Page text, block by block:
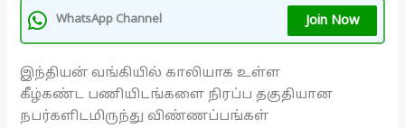
WhatsApp Channel Join Now
இந்தியன் வங்கியில் காலியாக உள்ள
கீழ்கண்ட பணியிடங்களை நிரப்ப தகுதியான
நபர்களிடமிருந்து விண்ணப்பங்கள்